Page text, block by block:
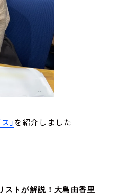
」を紹介しました
ストが解説！大島由香里